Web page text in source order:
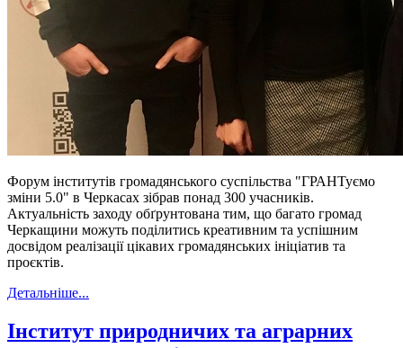
Форум інститутів громадянського суспільства "ГРАНТуємо
зміни 5.0" в Черкасах зібрав понад 300 учасників.
Актуальність заходу обґрунтована тим, що багато громад
Черкащини можуть поділитись креативним та успішним
досвідом реалізації цікавих громадянських ініціатив та
проєктів.
Детальніше...
Інститут природничих та аграрних